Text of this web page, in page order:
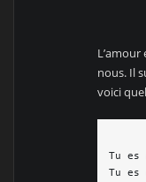
nous. Il
voici
Tu es
Tu es